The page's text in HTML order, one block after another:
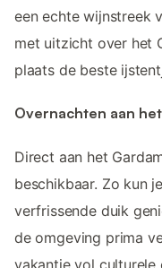
een echte wijnstreek
met uitzicht over het
plaats de beste
Overnachten aan
Direct aan het
beschikbaar. Zo kun
verfrissende duik
de omgeving prima
vakantie vol culturele